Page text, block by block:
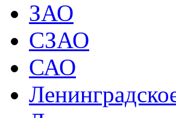
ЗАО
СЗАО
САО